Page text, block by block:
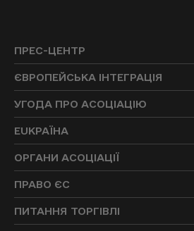
ПРЕС-ЦЕНТР
ЄВРОПЕЙСЬКА ІНТЕГРАЦІЯ
УГОДА ПРО АСОЦІАЦІЮ
EUKРАЇНА
ОРГАНИ АСОЦІАЦІЇ
ПРАВО ЄС
ПИТАННЯ ТОРГІВЛІ